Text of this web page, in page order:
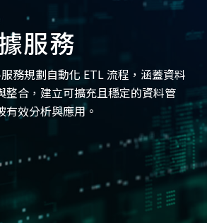
服務
務規劃自動化 ETL 流程，涵蓋資料
整合，建立可擴充且穩定的資料管
效分析與應用。